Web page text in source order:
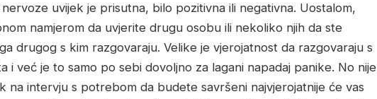
uvijek je prisutna, bilo pozitivna ili negativna. Uostalom,
namjerom da uvjerite drugu osobu ili nekoliko njih da ste
drugog s kim razgovaraju. Velike je vjerojatnost da razgovaraju s
i već je to samo po sebi dovoljno za lagani napadaj panike. No nije
na intervju s potrebom da budete savršeni najvjerojatnije će vas